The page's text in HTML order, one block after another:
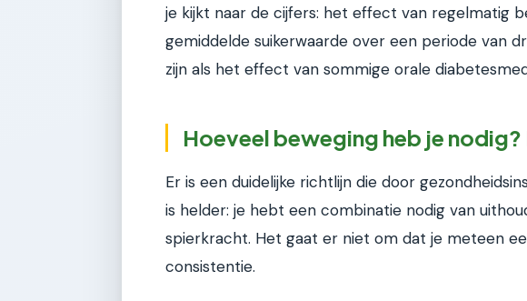
je kijkt naar de cijfers: het effect van regelmatig
gemiddelde suikerwaarde over een periode van
zijn als het effect van sommige orale
Hoeveel beweging heb je
Er is een duidelijke richtlijn die door
is helder: je hebt een combinatie nodig van
spierkracht. Het gaat er niet om dat je meteen
consistentie.